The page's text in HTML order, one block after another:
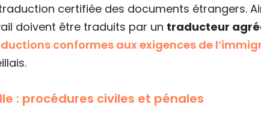
certifiée des documents étrangers.
doivent être traduits par un traducteur
conformes aux exigences de
: procédures civiles et pénales